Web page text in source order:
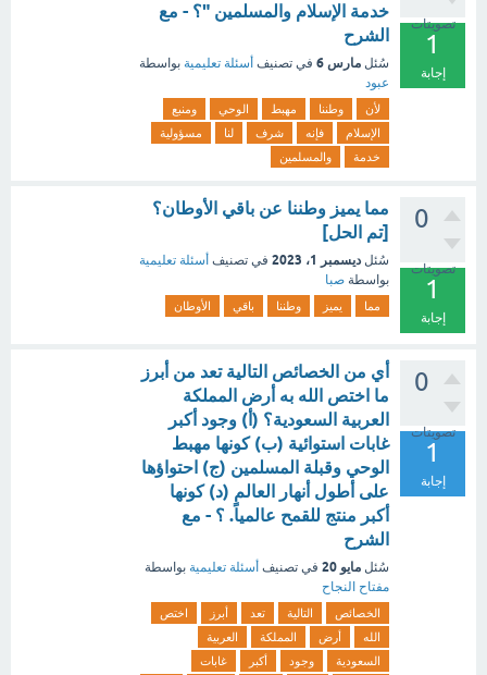
تصويتات
1
إجابة
خدمة الإسلام والمسلمين "؟ - مع
الشرح
سُئل مارس 6 في تصنيف أسئلة تعليمية بواسطة
عبود
لأن وطننا مهبط الوحي
ومنبع
الإسلام
فإنه شرف لنا
مسؤولية
خدمة
والمسلمين
0
تصويتات
1
إجابة
مما يميز وطننا عن باقي الأوطان؟
[تم الحل]
سُئل ديسمبر 1، 2023 في تصنيف أسئلة تعليمية
بواسطة صبا
مما يميز وطننا باقي الأوطان
0
تصويتات
1
إجابة
أي من الخصائص التالية تعد من أبرز
ما اختص الله به أرض المملكة
العربية السعودية؟ (أ) وجود أكبر
غابات استوائية (ب) كونها مهبط
الوحي وقبلة المسلمين (ج) احتواؤها
على أطول أنهار العالم (د) كونها
أكبر منتج للقمح عالمياً. ؟ - مع
الشرح
سُئل مايو 20 في تصنيف أسئلة تعليمية بواسطة
مفتاح النجاح
الخصائص التالية تعد أبرز
اختص
الله
أرض المملكة
العربية
السعودية
وجود أكبر
غابات